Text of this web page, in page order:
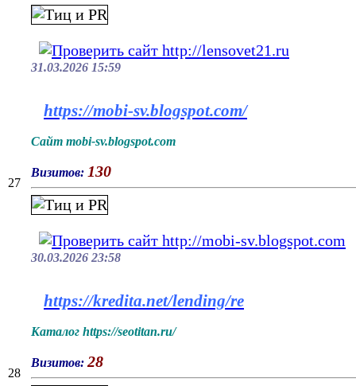
31.03.2026 15:59
27
https://mobi-sv.blogspot.com/
Сайт mobi-sv.blogspot.com
Визитов: 130
30.03.2026 23:58
28
https://kredita.net/lending/re
Каталог https://seotitan.ru/
Визитов: 28